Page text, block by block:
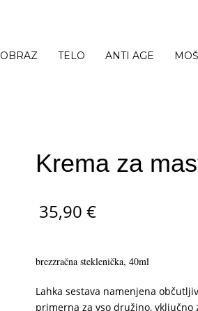
OBRAZ TELO ANTI AGE
Krema za
35,90 €
brezzračna steklenička, 40ml
Lahka sestava namenjena
primerna za vso družino,